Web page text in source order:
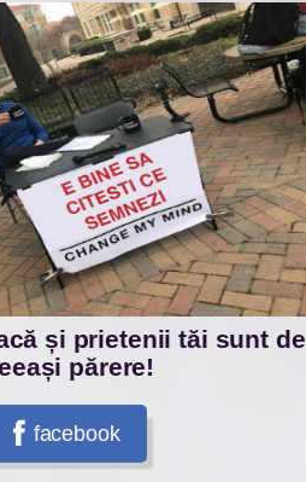
și prietenii tăi sunt de
părere!
facebook